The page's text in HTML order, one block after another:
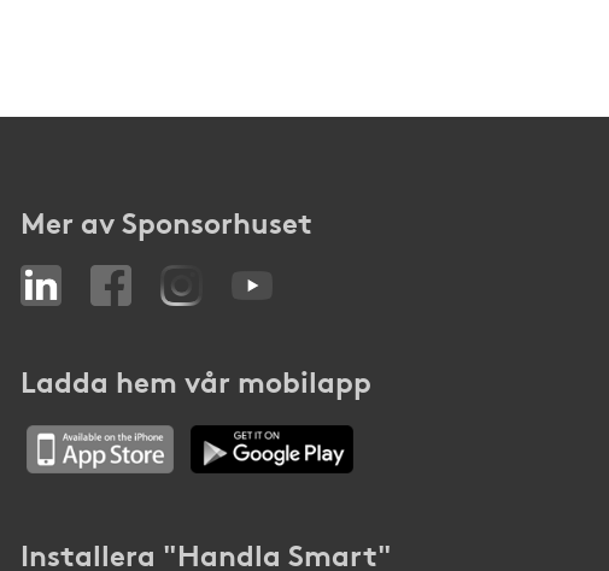
Mer av Sponsorhuset
Ladda hem vår mobilapp
Installera "Handla Smart"